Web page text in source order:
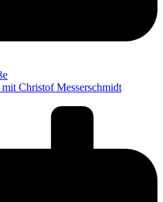
Christof Messerschmidt